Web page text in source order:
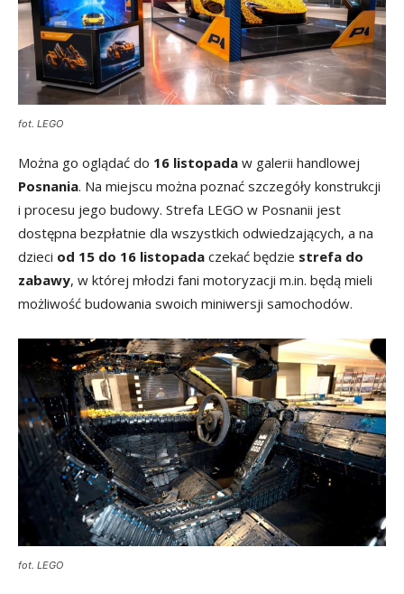
fot. LEGO
Można go oglądać do 16 listopada w galerii handlowej
Posnania. Na miejscu można poznać szczegóły konstrukcji
i procesu jego budowy. Strefa LEGO w Posnanii jest
dostępna bezpłatnie dla wszystkich odwiedzających, a na
dzieci od 15 do 16 listopada czekać będzie strefa do
zabawy, w której młodzi fani motoryzacji m.in. będą mieli
możliwość budowania swoich miniwersji samochodów.
fot. LEGO